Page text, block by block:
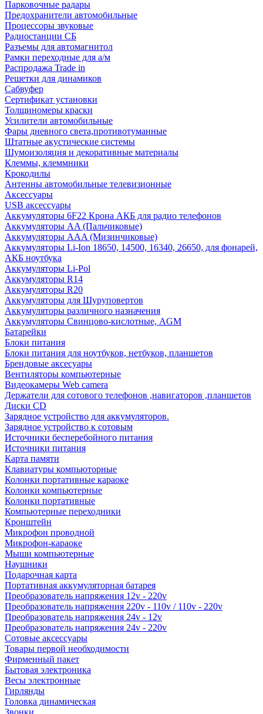
Парковочные радары
Предохранители автомобильные
Процессоры звуковые
Радиостанции СБ
Разъемы для автомагнитол
Рамки переходные для а/м
Распродажа Trade in
Решетки для динамиков
Сабвуфер
Сертификат установки
Толщиномеры краски
Усилители автомобильные
Фары дневного света,противотуманные
Штатные акустические системы
Шумоизоляция и декоративные материалы
Клеммы, клеммники
Крокодилы
Антенны автомобильные телевизионные
Аксессуары
USB аксессуары
Аккумуляторы 6F22 Крона АКБ для радио телефонов
Аккумуляторы AA (Пальчиковые)
Аккумуляторы AAA (Мизинчиковые)
Аккумуляторы Li-Ion 18650, 14500, 16340, 26650, для фонарей,
АКБ ноутбука
Аккумуляторы Li-Pol
Аккумуляторы R14
Аккумуляторы R20
Аккумуляторы для Шуруповертов
Аккумуляторы различного назначения
Аккумуляторы Свинцово-кислотные, AGM
Батарейки
Блоки питания
Блоки питания для ноутбуков, нетбуков, планшетов
Брендовые аксесуары
Вентиляторы компьютерные
Видеокамеры Web camera
Держатели для сотового телефонов ,навигаторов ,планшетов
Диски CD
Зарядное устройство для аккумуляторов.
Зарядное устройство к сотовым
Источники бесперебойного питания
Источники питания
Карта памяти
Клавиатуры компьюторные
Колонки портативные караоке
Колонки компьютерные
Колонки портативные
Компьютерные переходники
Кронштейн
Микрофон проводной
Микрофон-караоке
Мыши компьютерные
Наушники
Подарочная карта
Портативная аккумуляторная батарея
Преобразователь напряжения 12v - 220v
Преобразователь напряжения 220v - 110v / 110v - 220v
Преобразователь напряжения 24v - 12v
Преобразователь напряжения 24v - 220v
Сотовые аксессуары
Товары первой необходимости
Фирменный пакет
Бытовая электроника
Весы электронные
Гирлянды
Головка динамическая
Звонки